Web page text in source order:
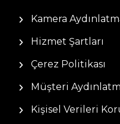
Kamera
Hizmet Şartları
Çerez Politikası
Müşteri
Kişisel Verileri